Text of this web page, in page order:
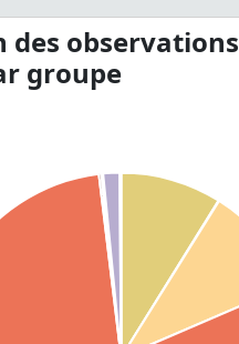
des observations
groupe